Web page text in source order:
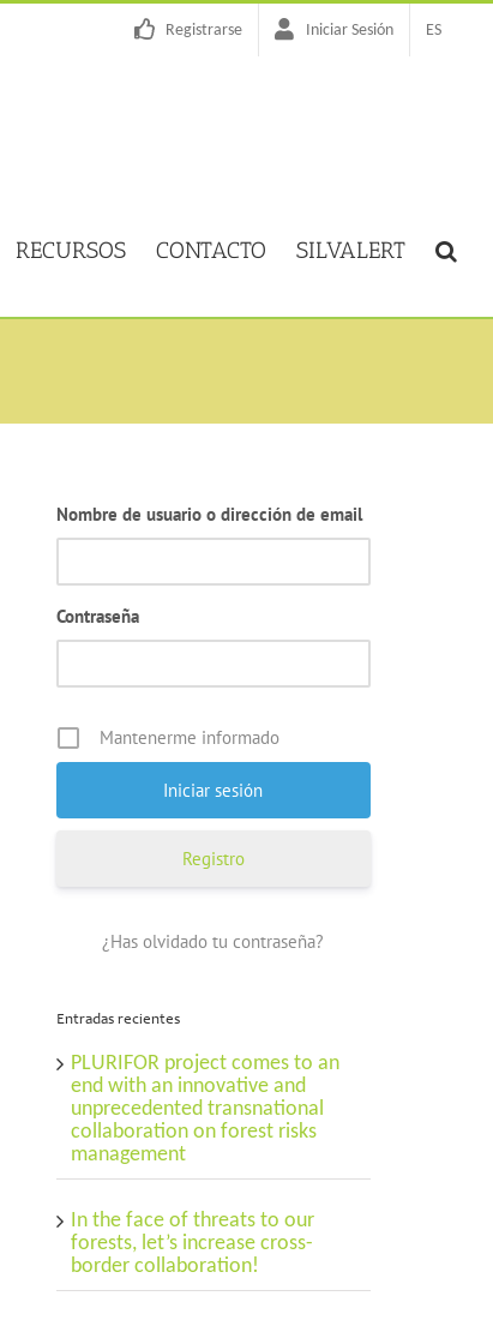
Registrarse Iniciar Sesión ES
RECURSOS CONTACTO SILVALERT
Nombre de usuario o dirección de email
Contraseña
Mantenerme informado
Registro
¿Has olvidado tu contraseña?
Entradas recientes
PLURIFOR project comes to an
end with an innovative and
unprecedented transnational
collaboration on forest risks
management
In the face of threats to our
forests, let’s increase cross-
border collaboration!